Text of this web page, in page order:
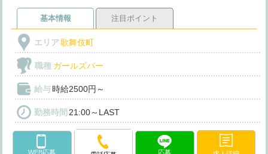
基本情報 注目ポイント
エリア歌舞伎町
職種 ガールズバー
給与時給2500円～
勤務時間 21:00～LAST
WEB応募 応募